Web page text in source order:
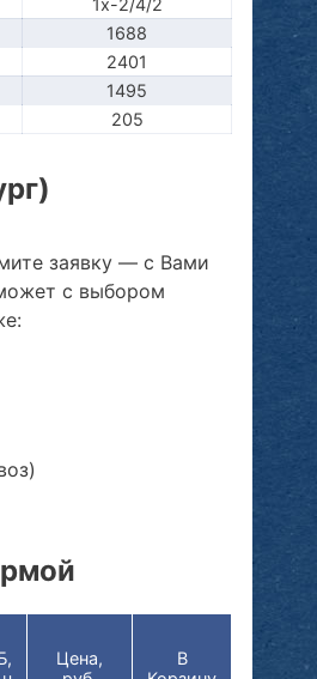
1х-2/4/2
1688
2401
1495
205
заявку — с Вами
с выбором
Цена,
В